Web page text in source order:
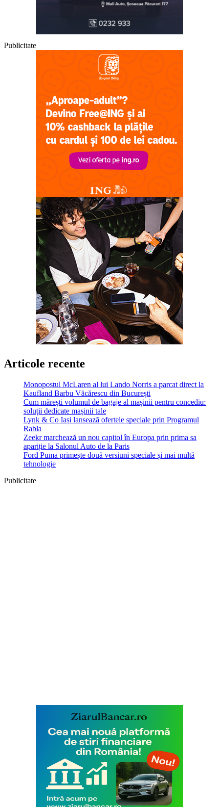
Publicitate
Articole recente
Monopostul McLaren al lui Lando Norris a parcat direct la
Kaufland Barbu Văcărescu din București
Cum mărești volumul de bagaje al mașinii pentru concediu:
soluții dedicate mașinii tale
Lynk & Co Iași lansează ofertele speciale prin Programul
Rabla
Zeekr marchează un nou capitol în Europa prin prima sa
apariție la Salonul Auto de la Paris
Ford Puma primește două versiuni speciale și mai multă
tehnologie
Publicitate